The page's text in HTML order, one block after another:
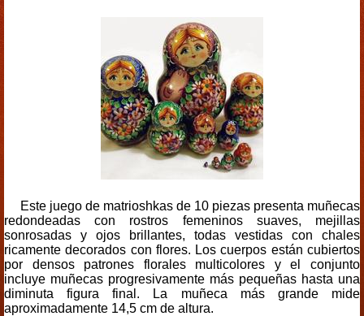
Este juego de matrioshkas de 10 piezas presenta muñecas
redondeadas con rostros femeninos suaves, mejillas
sonrosadas y ojos brillantes, todas vestidas con chales
ricamente decorados con flores. Los cuerpos están cubiertos
por densos patrones florales multicolores y el conjunto
incluye muñecas progresivamente más pequeñas hasta una
diminuta figura final. La muñeca más grande mide
aproximadamente 14,5 cm de altura.